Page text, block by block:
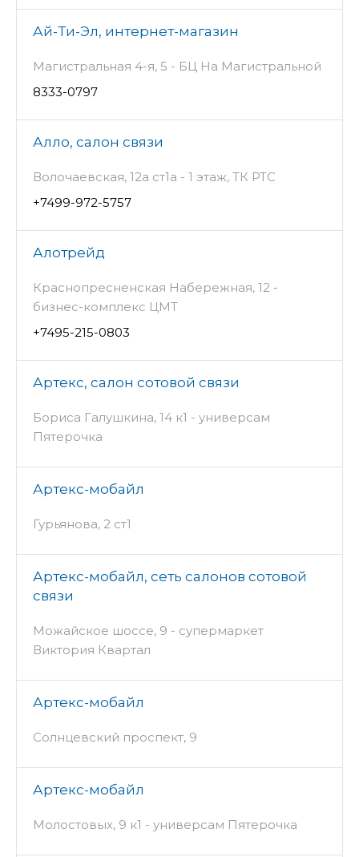
Ай-Ти-Эл, интернет-магазин
Магистральная 4-я, 5 - БЦ На Магистральной
8333-0797
Алло, салон связи
Волочаевская, 12а ст1а - 1 этаж, ТК РТС
+7499-972-5757
Алотрейд
Краснопресненская Набережная, 12 -
бизнес-комплекс ЦМТ
+7495-215-0803
Артекс, салон сотовой связи
Бориса Галушкина, 14 к1 - универсам
Пятерочка
Артекс-мобайл
Гурьянова, 2 ст1
Артекс-мобайл, сеть салонов сотовой
связи
Можайское шоссе, 9 - супермаркет
Виктория Квартал
Артекс-мобайл
Солнцевский проспект, 9
Артекс-мобайл
Молостовых, 9 к1 - универсам Пятерочка